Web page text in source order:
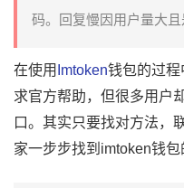
码。回复慢因用户量大
在使用 Imtoken钱包的过
求官方帮助，但很多用户
口。其实只要找对方法，
家一步步找到imtoken钱包